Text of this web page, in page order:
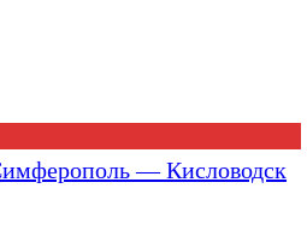
— Кисловодск